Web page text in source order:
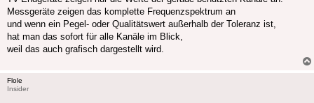
Messgeräte zeigen das komplette Frequenzspektrum an
und wenn ein Pegel- oder Qualitätswert außerhalb der Toleranz ist,
hat man das sofort für alle Kanäle im Blick,
weil das auch grafisch dargestellt wird.
Flole
Insider